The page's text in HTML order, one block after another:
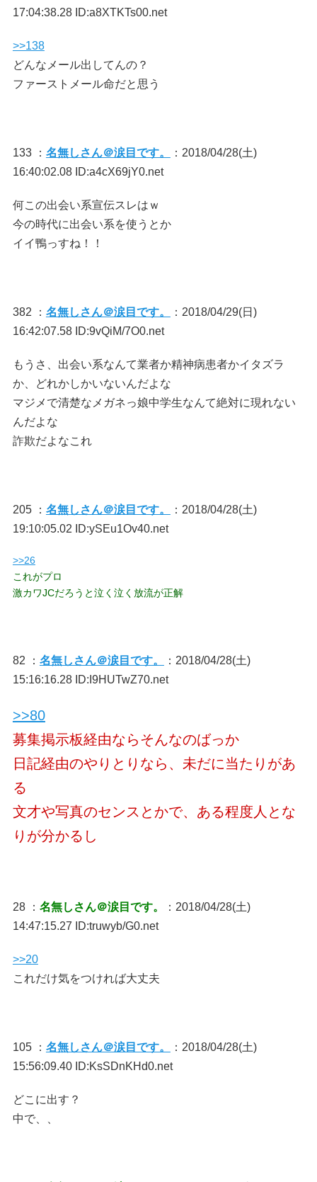
17:04:38.28 ID:a8XTKTs00.net
>>138
どんなメール出してんの？
ファーストメール命だと思う
133 ： 名無しさん＠涙目です。
：2018/04/28(土)
16:40:02.08 ID:a4cX69jY0.net
何この出会い系宣伝スレはｗ
今の時代に出会い系を使うとか
イイ鴨っすね！！
382 ： 名無しさん＠涙目です。
：2018/04/29(日)
16:42:07.58 ID:9vQiM/7O0.net
もうさ、出会い系なんて業者か精神病患者かイタズラ
か、どれかしかいないんだよな
マジメで清楚なメガネっ娘中学生なんて絶対に現れない
んだよな
詐欺だよなこれ
205 ： 名無しさん＠涙目です。
：2018/04/28(土)
19:10:05.02 ID:ySEu1Ov40.net
>>26
これがプロ
激カワJCだろうと泣く泣く放流が正解
82 ： 名無しさん＠涙目です。
：2018/04/28(土)
15:16:16.28 ID:I9HUTwZ70.net
>>80
募集掲示板経由ならそんなのばっか
日記経由のやりとりなら、未だに当たりがあ
る
文才や写真のセンスとかで、ある程度人とな
りが分かるし
28 ： 名無しさん＠涙目です。
：2018/04/28(土)
14:47:15.27 ID:truwyb/G0.net
>>20
これだけ気をつければ大丈夫
105 ： 名無しさん＠涙目です。
：2018/04/28(土)
15:56:09.40 ID:KsSDnKHd0.net
どこに出す？
中で、、